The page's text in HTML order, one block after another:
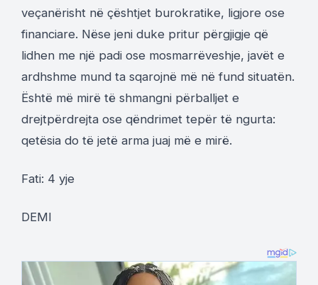
veçanërisht në çështjet burokratike, ligjore ose
financiare. Nëse jeni duke pritur përgjigje që
lidhen me një padi ose mosmarrëveshje, javët e
ardhshme mund ta sqarojnë më në fund situatën.
Është më mirë të shmangni përballjet e
drejtpërdrejta ose qëndrimet tepër të ngurta:
qetësia do të jetë arma juaj më e mirë.
Fati: 4 yje
DEMI